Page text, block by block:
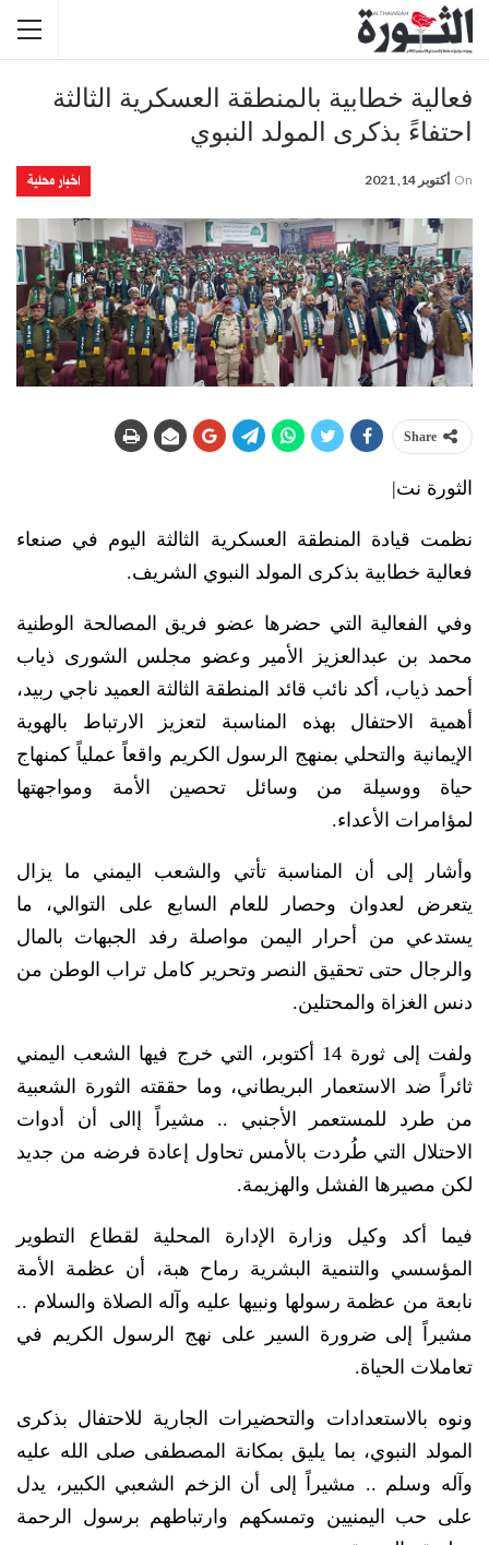
فعالية خطابية بالمنطقة العسكرية الثالثة
احتفاءً بذكرى المولد النبوي
اخبار محلية On أكتوبر 14, 2021
Share
الثورة نت|
نظمت قيادة المنطقة العسكرية الثالثة اليوم في صنعاء
فعالية خطابية بذكرى المولد النبوي الشريف.
وفي الفعالية التي حضرها عضو فريق المصالحة الوطنية
محمد بن عبدالعزيز الأمير وعضو مجلس الشورى ذياب
أحمد ذياب، أكد نائب قائد المنطقة الثالثة العميد ناجي ربيد،
أهمية الاحتفال بهذه المناسبة لتعزيز الارتباط بالهوية
الإيمانية والتحلي بمنهج الرسول الكريم واقعاً عملياً كمنهاج
حياة ووسيلة من وسائل تحصين الأمة ومواجهتها
لمؤامرات الأعداء.
وأشار إلى أن المناسبة تأتي والشعب اليمني ما يزال
يتعرض لعدوان وحصار للعام السابع على التوالي، ما
يستدعي من أحرار اليمن مواصلة رفد الجبهات بالمال
والرجال حتى تحقيق النصر وتحرير كامل تراب الوطن من
دنس الغزاة والمحتلين.
ولفت إلى ثورة 14 أكتوبر، التي خرج فيها الشعب اليمني
ثائراً ضد الاستعمار البريطاني، وما حققته الثورة الشعبية
من طرد للمستعمر الأجنبي .. مشيراً إالى أن أدوات
الاحتلال التي طُردت بالأمس تحاول إعادة فرضه من جديد
لكن مصيرها الفشل والهزيمة.
فيما أكد وكيل وزارة الإدارة المحلية لقطاع التطوير
المؤسسي والتنمية البشرية رماح هبة، أن عظمة الأمة
نابعة من عظمة رسولها ونبيها عليه وآله الصلاة والسلام ..
مشيراً إلى ضرورة السير على نهج الرسول الكريم في
تعاملات الحياة.
ونوه بالاستعدادات والتحضيرات الجارية للاحتفال بذكرى
المولد النبوي، بما يليق بمكانة المصطفى صلى الله عليه
وآله وسلم .. مشيراً إلى أن الزخم الشعبي الكبير، يدل
على حب اليمنيين وتمسكهم وارتباطهم برسول الرحمة